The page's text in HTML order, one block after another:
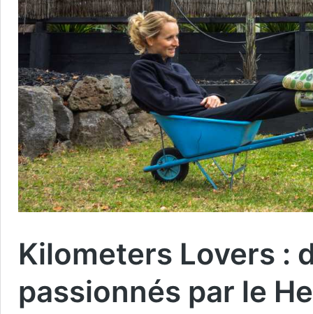
Kilometers Lovers :
passionnés par le